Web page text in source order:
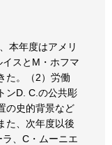
本年度はアメリ
スとM・ホフマ
た。（2）労働
ンD. C.の公共彫
の史的背景など
た、次年度以後
、C・ムーニエ